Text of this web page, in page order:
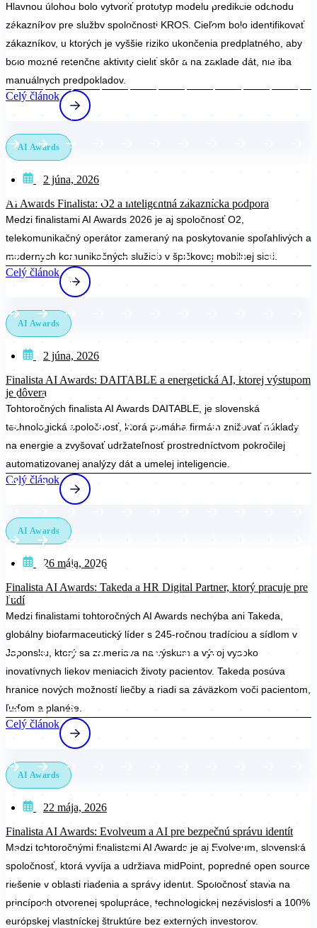
Hlavnou úlohou bolo vytvoriť prototyp modelu predikcie odchodu
zákazníkov pre služby spoločnosti KROS. Cieľom bolo identifikovať
zákazníkov, u ktorých je vyššie riziko ukončenia predplatného, aby
bolo možné retenčné aktivity cieliť skôr a na základe dát, nie iba
manuálnych predpokladov.
Celý článok
AI Awards
2 júna, 2026
AI Awards Finalista: O2 a inteligentná zákaznícka podpora
Medzi finalistami AI Awards 2026 je aj spoločnosť O2,
telekomunikačný operátor zameraný na poskytovanie spoľahlivých a
moderných komunikačných služieb v špičkovej mobilnej sieti.
Celý článok
AI Awards
2 júna, 2026
Finalista AI Awards: DAITABLE a energetická AI, ktorej výstupom
je dôvera
Tohtoročných finalista AI Awards DAITABLE, je slovenská
technologická spoločnosť, ktorá pomáha firmám znižovať náklady
na energie a zvyšovať udržateľnosť prostredníctvom pokročilej
automatizovanej analýzy dát a umelej inteligencie.
Celý článok
AI Awards
26 mája, 2026
Finalista AI Awards: Takeda a HR Digital Partner, ktorý pracuje pre
ľudí
Medzi finalistami tohtoročných AI Awards nechýba ani Takeda,
globálny biofarmaceutický líder s 245-ročnou tradíciou a sídlom v
Japonsku, ktorý sa zameriava na výskum a vývoj vysoko
inovatívnych liekov meniacich životy pacientov. Takeda posúva
hranice nových možností liečby a riadi sa záväzkom voči pacientom,
ľuďom a planéte.
Celý článok
AI Awards
22 mája, 2026
Finalista AI Awards: Evolveum a AI pre bezpečnú správu identít
Medzi tohtoročnými finalistami AI Awards je aj Evolveum, slovenská
spoločnosť, ktorá vyvíja a udržiava midPoint, popredné open source
riešenie v oblasti riadenia a správy identít. Spoločnosť stavia na
princípoch otvorenej spolupráce, technologickej nezávislosti a 100%
európskej vlastníckej štruktúre bez externých investorov.